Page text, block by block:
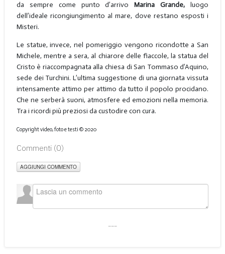
da sempre come punto d’arrivoMarina Grande, luogo
dell’ideale ricongiungimento al mare, dove restano esposti i
Misteri.
Le statue, invece, nel pomeriggio vengono ricondotte a San
Michele, mentre a sera, al chiarore delle fiaccole, la statua del
Cristo è riaccompagnata alla chiesa di San Tommaso d’Aquino,
sede dei Turchini. L’ultima suggestione di una giornata vissuta
intensamente attimo per attimo da tutto il popolo procidano.
Che ne serberà suoni, atmosfere ed emozioni nella memoria.
Tra i ricordi più preziosi da custodire con cura.
Copyright video, foto e testi © 2020
Commenti (0)
AGGIUNGI COMMENTO